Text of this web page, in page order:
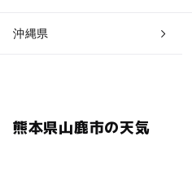
沖縄県
熊本県山鹿市の天気